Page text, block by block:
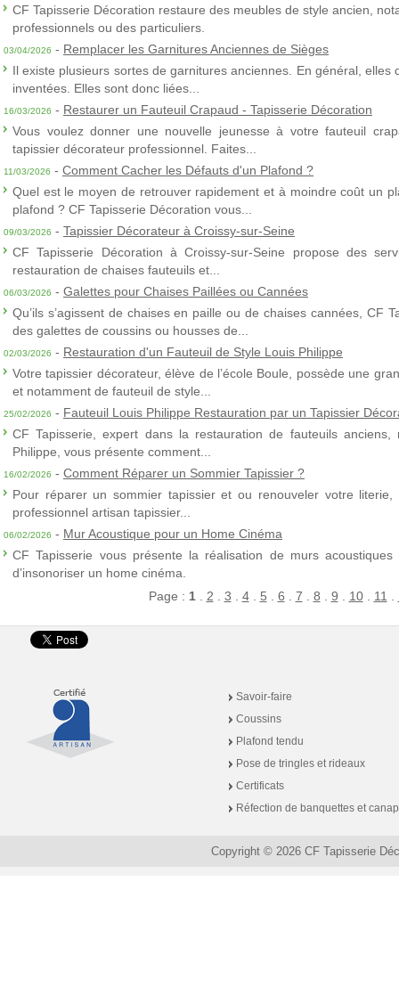
CF Tapisserie Décoration restaure des meubles de style ancien,
professionnels ou des particuliers.
03/04/2026 - Remplacer les Garnitures Anciennes de Sièges
Il existe plusieurs sortes de garnitures anciennes. En général, elles
inventées. Elles sont donc liées...
16/03/2026 - Restaurer un Fauteuil Crapaud - Tapisserie Décoration
Vous voulez donner une nouvelle jeunesse à votre fauteuil
tapissier décorateur professionnel. Faites...
11/03/2026 - Comment Cacher les Défauts d'un Plafond ?
Quel est le moyen de retrouver rapidement et à moindre coût un
plafond ? CF Tapisserie Décoration vous...
09/03/2026 - Tapissier Décorateur à Croissy-sur-Seine
CF Tapisserie Décoration à Croissy-sur-Seine propose des
restauration de chaises fauteuils et...
06/03/2026 - Galettes pour Chaises Paillées ou Cannées
Qu’ils s’agissent de chaises en paille ou de chaises cannées, CF
des galettes de coussins ou housses de...
02/03/2026 - Restauration d'un Fauteuil de Style Louis Philippe
Votre tapissier décorateur, élève de l’école Boule, possède une
et notamment de fauteuil de style...
25/02/2026 - Fauteuil Louis Philippe Restauration par un Tapissier
CF Tapisserie, expert dans la restauration de fauteuils
Philippe, vous présente comment...
16/02/2026 - Comment Réparer un Sommier Tapissier ?
Pour réparer un sommier tapissier et ou renouveler votre
professionnel artisan tapissier...
06/02/2026 - Mur Acoustique pour un Home Cinéma
CF Tapisserie vous présente la réalisation de murs
d’insonoriser un home cinéma.
Page : 1. 2 3 4. 5 6 7 8 9 10. 11
Savoir-faire
Coussins
Plafond tendu
Pose de tringles et rideaux
Certificats
Réfection de banquettes et
Copyright © 2026 CF Tapisserie